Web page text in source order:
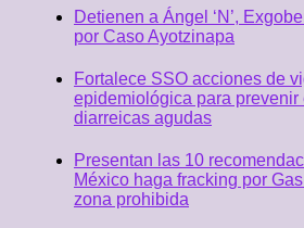
Detienen a Ángel ‘N’,
por Caso Ayotzinapa
Fortalece SSO acciones de
epidemiológica para prevenir
diarreicas agudas
Presentan las 10
México haga fracking por
zona prohibida